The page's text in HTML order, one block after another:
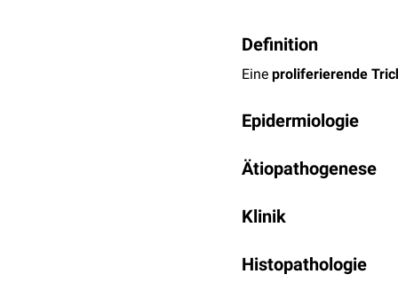
Definition
Eine proliferierende
Epidermiologie
In 15 % d.F. treten sie an
Ätiopathogenese
gewöhnlichen
Klinik
Tumoren. Unbehandelt
Histopathologie